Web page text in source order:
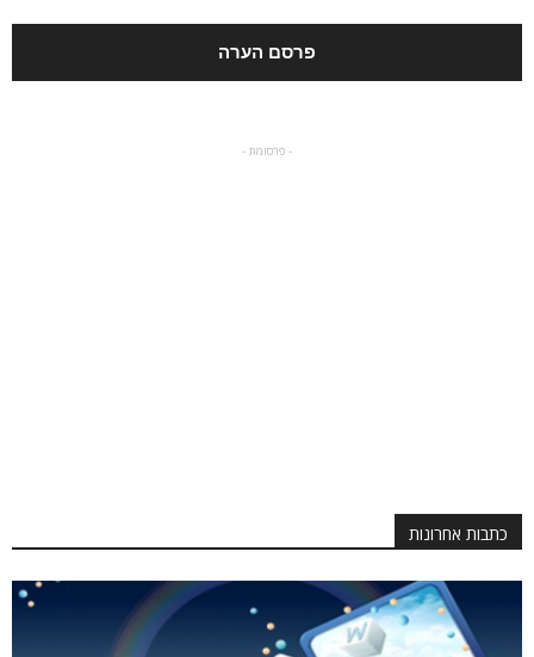
- פרסומת -
כתבות אחרונות